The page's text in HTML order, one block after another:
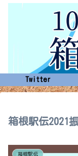
Twitter
箱根駅伝2021
箱根駅伝